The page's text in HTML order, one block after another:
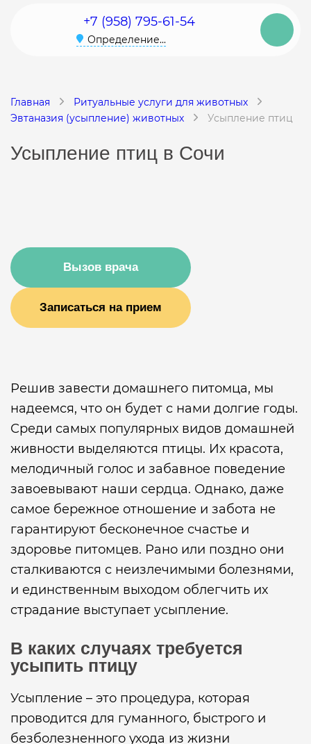
+7 (958) 795-61-54
Определение...
Главная
Ритуальные услуги для животных
Эвтаназия (усыпление) животных
Усыпление птиц
Усыпление птиц в Сочи
Вызов врача
Записаться на прием
Решив завести домашнего питомца, мы
надеемся, что он будет с нами долгие годы.
Среди самых популярных видов домашней
живности выделяются птицы. Их красота,
мелодичный голос и забавное поведение
завоевывают наши сердца. Однако, даже
самое бережное отношение и забота не
гарантируют бесконечное счастье и
здоровье питомцев. Рано или поздно они
сталкиваются с неизлечимыми болезнями,
и единственным выходом облегчить их
страдание выступает усыпление.
В каких случаях требуется
усыпить птицу
Усыпление – это процедура, которая
проводится для гуманного, быстрого и
безболезненного ухода из жизни